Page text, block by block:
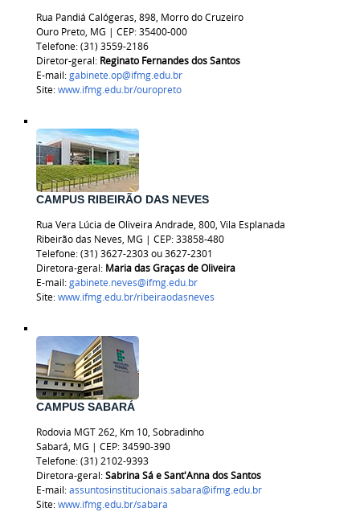
Rua Pandiá Calógeras, 898, Morro do Cruzeiro
Ouro Preto, MG | CEP: 35400-000
Telefone: (31) 3559-2186
Diretor-geral: Reginato Fernandes dos Santos
E-mail:gabinete.op@ifmg.edu.br
Site:www.ifmg.edu.br/ouropreto
CAMPUS RIBEIRÃO DAS NEVES
Rua Vera Lúcia de Oliveira Andrade, 800, Vila Esplanada
Ribeirão das Neves, MG | CEP: 33858-480
Telefone: (31) 3627-2303 ou3627-2301
Diretora-geral: Maria das Graças de Oliveira
E-mail:gabinete.neves@ifmg.edu.br
Site:www.ifmg.edu.br/ribeiraodasneves
CAMPUS SABARÁ
Rodovia MGT 262, Km 10, Sobradinho
Sabará, MG | CEP: 34590-390
Telefone: (31) 2102-9393
Diretora-geral:Sabrina Sá e Sant'Anna dos Santos
E-mail:assuntosinstitucionais.sabara@ifmg.edu.br
Site:www.ifmg.edu.br/sabara